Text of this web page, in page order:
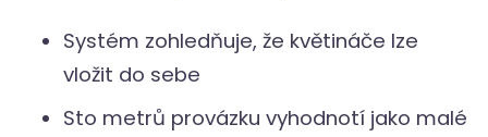
Systém zohledňuje, že květináče lze
vložit do sebe
Sto metrů provázku vyhodnotí jako malé